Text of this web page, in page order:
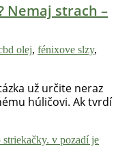
Nemaj strach –
olej, fénixove slzy,
už určite neraz
húličovi. Ak tvrdí